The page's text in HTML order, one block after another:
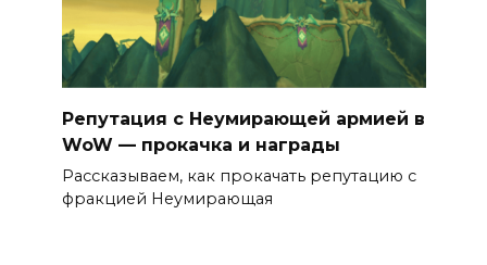
Репутация с Неумирающей армией в
WoW — прокачка и награды
Рассказываем, как прокачать репутацию с
фракцией Неумирающая